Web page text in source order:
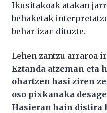
Ikusitakoak atakan
behaketak
behar izan dituzte.
Lehen zantzu arraroa
Eztanda atzeman eta
ohartzen hasi ziren
oso pixkanaka
Hasieran hain distira